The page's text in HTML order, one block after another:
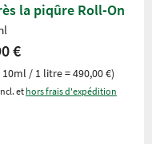
la piqûre Roll-On
€
10ml / 1 litre = 490,00 €)
ethors frais d'expédition